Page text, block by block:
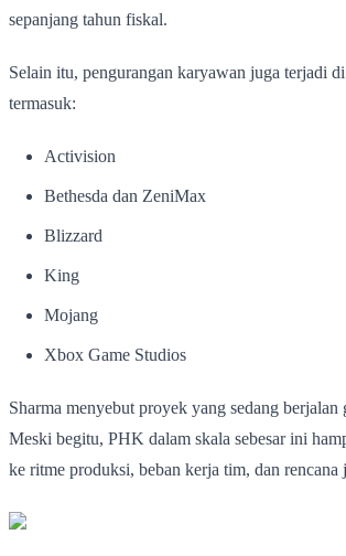
sepanjang tahun fiskal.
Selain itu, pengurangan karyawan juga terjadi
termasuk:
Activision
Bethesda dan ZeniMax
Blizzard
King
Mojang
Xbox Game Studios
Sharma menyebut proyek yang sedang berjalan
Meski begitu, PHK dalam skala sebesar ini
ke ritme produksi, beban kerja tim, dan rencana